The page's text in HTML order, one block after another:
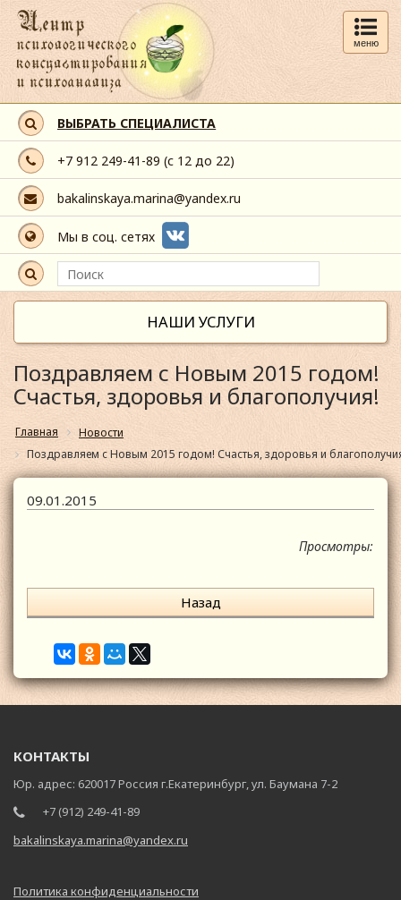
меню
ВЫБРАТЬ СПЕЦИАЛИСТА
+7 912 249-41-89 (с 12 до 22)
bakalinskaya.marina@yandex.ru
Мы в соц. сетях
НАШИ УСЛУГИ
Поздравляем с Новым 2015 годом!
Счастья, здоровья и благополучия!
Главная
Новости
Поздравляем с Новым 2015 годом! Счастья, здоровья и
09.01.2015
Просмотры:
Назад
КОНТАКТЫ
Юр. адрес: 620017 Россия г.Екатеринбург, ул. Баумана 7-2
+7 (912) 249-41-89
bakalinskaya.marina@yandex.ru
Политика конфиденциальности